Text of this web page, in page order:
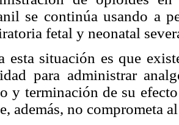
se continúa usando a
fetal y neonatal
esta situación es que
para administrar
y terminación de su
además, no comprometa